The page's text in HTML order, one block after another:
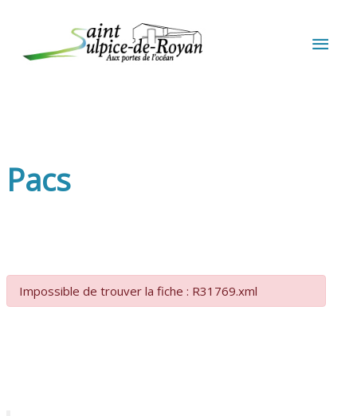
Pacs
Impossible de trouver la fiche : R31769.xml